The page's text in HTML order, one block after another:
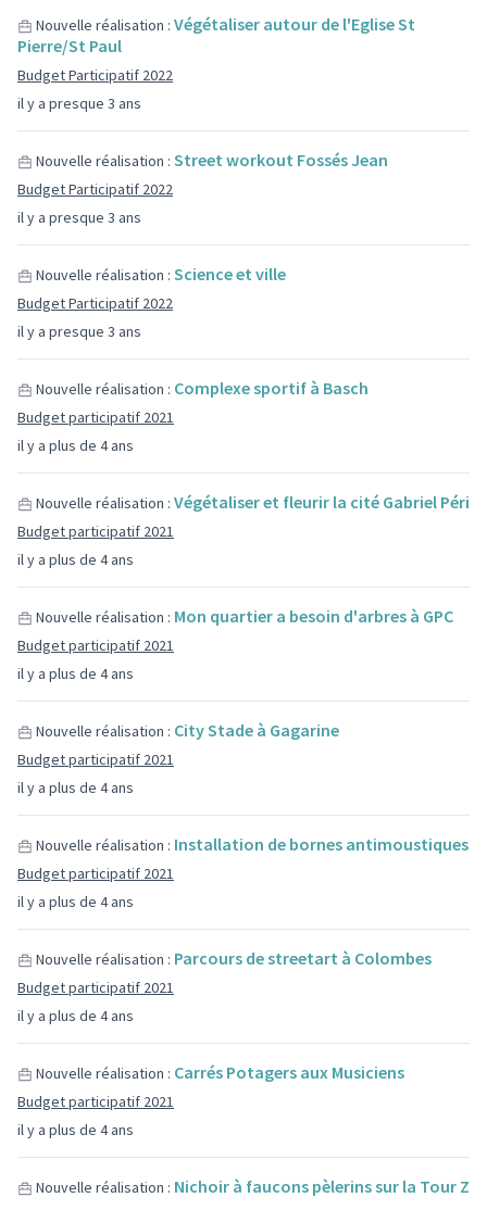
il y a presque 3 ans
Nouvelle réalisation : Végétaliser autour de l'Eglise St
Pierre/St Paul
Budget Participatif 2022
il y a presque 3 ans
Nouvelle réalisation : Street workout Fossés Jean
Budget Participatif 2022
il y a presque 3 ans
Nouvelle réalisation : Science et ville
Budget Participatif 2022
il y a plus de 4 ans
Nouvelle réalisation : Complexe sportif à Basch
Budget participatif 2021
il y a plus de 4 ans
Nouvelle réalisation : Végétaliser et fleurir la cité Gabriel Péri
Budget participatif 2021
il y a plus de 4 ans
Nouvelle réalisation : Mon quartier a besoin d'arbres à GPC
Budget participatif 2021
il y a plus de 4 ans
Nouvelle réalisation : City Stade à Gagarine
Budget participatif 2021
il y a plus de 4 ans
Nouvelle réalisation : Installation de bornes antimoustiques
Budget participatif 2021
il y a plus de 4 ans
Nouvelle réalisation : Parcours de streetart à Colombes
Budget participatif 2021
il y a plus de 4 ans
Nouvelle réalisation : Carrés Potagers aux Musiciens
Budget participatif 2021
Nouvelle réalisation : Nichoir à faucons pèlerins sur la Tour Z